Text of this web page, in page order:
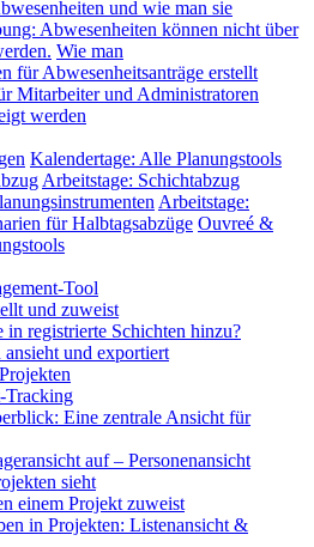
und wie man sie
Abwesenheiten können nicht über
Wie man
für Abwesenheitsanträge erstellt
Mitarbeiter und Administratoren
werden
Kalendertage: Alle Planungstools
Arbeitstage: Schichtabzug
Arbeitstage:
für Halbtagsabzüge Ouvreé &
Tool
und zuweist
in registrierte Schichten hinzu?
und exportiert
Tracking
Eine zentrale Ansicht für
auf – Personenansicht
sieht
einem Projekt zuweist
in Projekten: Listenansicht &